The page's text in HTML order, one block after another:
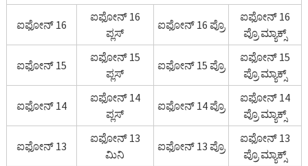
ಐಫೋನ್ 16
ಐಫೋನ್ 16
ಪ್ಲಸ್
ಐಫೋನ್ 16 ಪ್ರೊ
ಐಫೋನ್ 16
ಪ್ರೊ ಮ್ಯಾಕ್ಸ್
ಐಫೋನ್ 15
ಐಫೋನ್ 15
ಪ್ಲಸ್
ಐಫೋನ್ 15 ಪ್ರೊ
ಐಫೋನ್ 15
ಪ್ರೊ ಮ್ಯಾಕ್ಸ್
ಐಫೋನ್ 14
ಐಫೋನ್ 14
ಪ್ಲಸ್
ಐಫೋನ್ 14 ಪ್ರೊ
ಐಫೋನ್ 14
ಪ್ರೊ ಮ್ಯಾಕ್ಸ್
ಐಫೋನ್ 13
ಐಫೋನ್ 13
ಮಿನಿ
ಐಫೋನ್ 13 ಪ್ರೊ
ಐಫೋನ್ 13
ಪ್ರೊ ಮ್ಯಾಕ್ಸ್